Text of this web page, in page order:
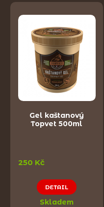
Gel kaštanový
Topvet 500ml
250 Kč
DETAIL
Skladem